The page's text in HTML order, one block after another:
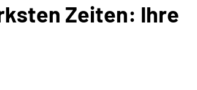
Zeiten: Ihre